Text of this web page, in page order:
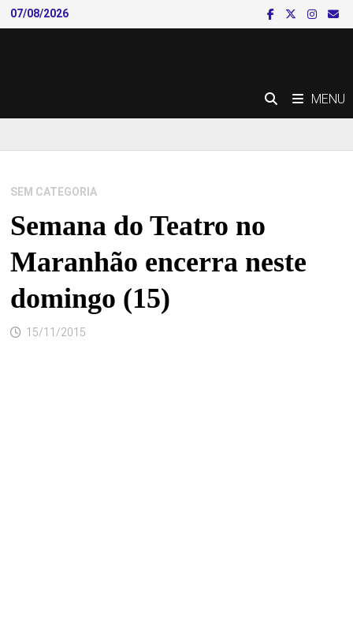
Skip
to
07/08/2026
MENU
SEM CATEGORIA
Semana do Teatro no
Maranhão encerra neste
domingo (15)
15/11/2015